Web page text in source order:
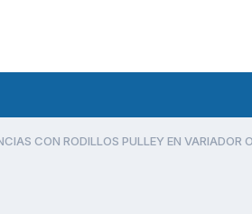
CON RODILLOS PULLEY EN VARIADOR